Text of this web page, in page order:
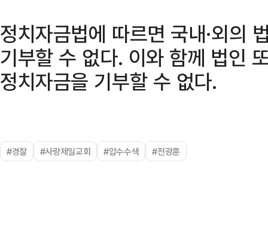
정치자금법에 따르면 국내·외의
기부할 수 없다. 이와 함께 법인
정치자금을 기부할 수 없다.
#경찰 #사랑제일교회 #압수수색 #전광훈